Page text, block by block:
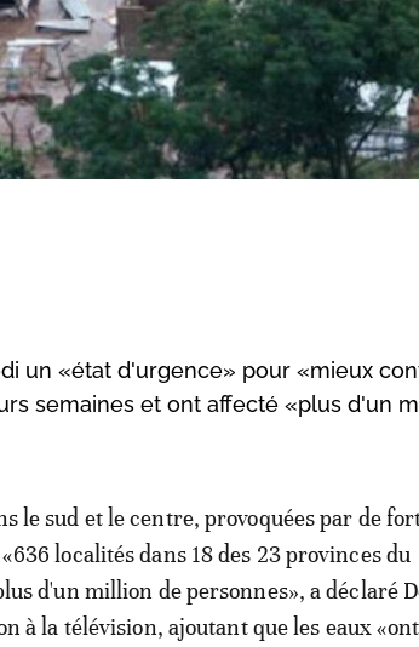
un «état d'urgence» pour «mieux
semaines et ont affecté «plus d'un
le sud et le centre, provoquées par de
localités dans 18 des 23 provinces du
d'un million de personnes», a déclaré
à la télévision, ajoutant que les eaux «ont